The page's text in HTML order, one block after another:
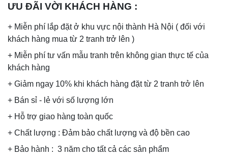
ƯU ĐÃI VỜI KHÁCH HÀNG :
+ Miễn phí lắp đặt ở khu vực nội thành Hà Nội ( đối với
khách hàng mua từ 2 tranh trở lên )
+ Miễn phí tư vấn mẫu tranh trên không gian thực tế của
khách hàng
+ Giảm ngay 10% khi khách hàng đặt từ 2 tranh trở lên
+ Bán sỉ - lẻ với số lượng lớn
+ Hỗ trợ giao hàng toàn quốc
+ Chất lượng : Đảm bảo chất lượng và độ bền cao
+ Bảo hành : 3 năm cho tất cả các sản phẩm